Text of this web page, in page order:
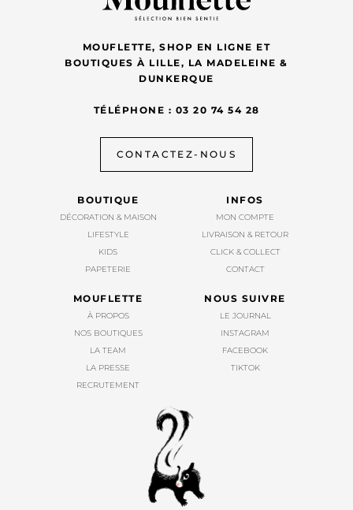
MOUFLETTE, SHOP EN LIGNE ET
BOUTIQUES À LILLE, LA MADELEINE &
DUNKERQUE
TÉLÉPHONE : 03 20 74 54 28
CONTACTEZ-NOUS
BOUTIQUE
DÉCORATION & MAISON
LIFESTYLE
KIDS
PAPETERIE
INFOS
MON COMPTE
LIVRAISON & RETOUR
CLICK & COLLECT
CONTACT
MOUFLETTE
À PROPOS
NOS BOUTIQUES
LA TEAM
LA PRESSE
RECRUTEMENT
NOUS SUIVRE
LE JOURNAL
INSTAGRAM
FACEBOOK
TIKTOK